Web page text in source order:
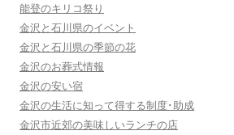
能登のキリコ祭り
金沢と石川県のイベント
金沢と石川県の季節の花
金沢のお葬式情報
金沢の安い宿
金沢の生活に知って得する制度･助成
金沢市近郊の美味しいランチの店